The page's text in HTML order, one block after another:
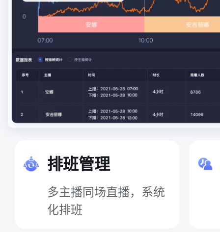
排班管理
多主播同场直播，系统
化排班